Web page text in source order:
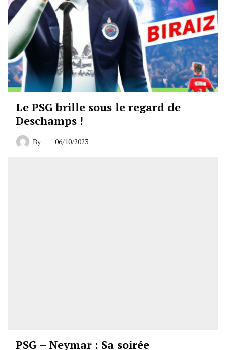
Le PSG brille sous le regard de
Deschamps !
By 06/10/2023
PSG – Neymar : Sa soirée